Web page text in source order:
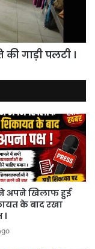
की गाड़ी पलटी ।
ने अपने खिलाफ हुई
के बाद रखा
।